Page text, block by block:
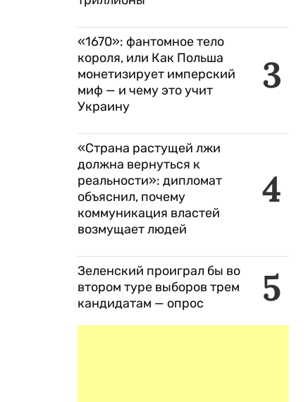
3
«1670»: фантомное тело
короля, или Как Польша
монетизирует имперский
миф — и чему это учит
Украину
4
«Страна растущей лжи
должна вернуться к
реальности»: дипломат
объяснил, почему
коммуникация властей
возмущает людей
5
Зеленский проиграл бы во
втором туре выборов трем
кандидатам — опрос